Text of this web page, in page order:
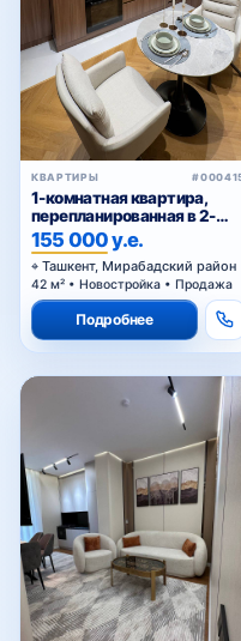
КВАРТИРЫ #000415
1-комнатная квартира,
перепланированная в 2-
комнатную, в ЖК
«Parkwood»
155 000 у.е.
Ташкент, Мирабадский район
42 м² • Новостройка • Продажа
Подробнее